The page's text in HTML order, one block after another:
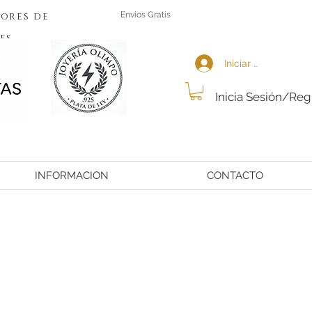
de
Envios Gratis
Inicia Sesión/
Iniciar sesión
INFORMACION CONTACTO